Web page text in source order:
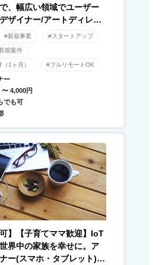
、幅広い領域でユーザー
ザイナー/アートディレク
#新規事業 #スタートアップ
期案件
1ヶ月） #フルリモートOK
ー
4,000円
でも可
可】【子育てママ歓迎】IoT
界中の家族を幸せに。ア
ー(スマホ・タブレット) /